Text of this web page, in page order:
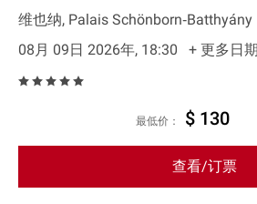
维也纳, Palais Schönborn‐Batthyány
08月 09日 2026年, 18:30
+ 更多日
最低价： $ 130
查看/订票